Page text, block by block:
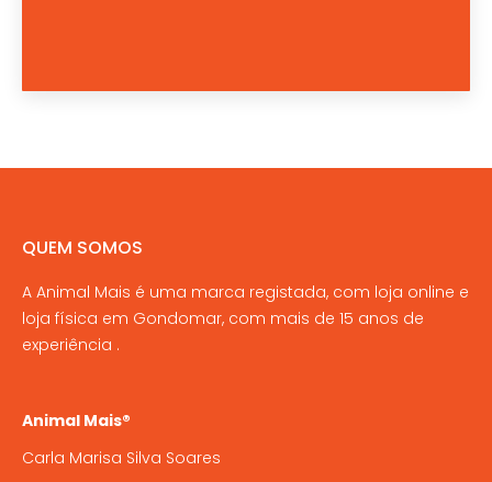
QUEM SOMOS
A Animal Mais é uma marca registada, com loja online e
loja física em Gondomar, com mais de 15 anos de
experiência .
Animal Mais®
Carla Marisa Silva Soares